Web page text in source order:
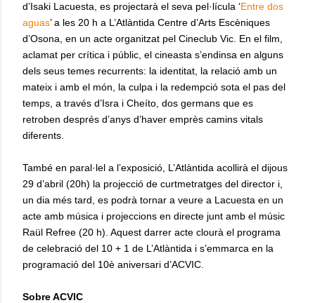
d’Isaki Lacuesta, es projectarà el seva pel·lícula ‘Entre dos
aguas’ a les 20 h a L’Atlàntida Centre d’Arts Escèniques
d’Osona, en un acte organitzat pel Cineclub Vic. En el film,
aclamat per crítica i públic, el cineasta s’endinsa en alguns
dels seus temes recurrents: la identitat, la relació amb un
mateix i amb el món, la culpa i la redempció sota el pas del
temps, a través d’Isra i Cheíto, dos germans que es
retroben després d’anys d’haver emprès camins vitals
diferents.
També en paral·lel a l’exposició, L’Atlàntida acollirà el dijous
29 d’abril (20h) la projecció de curtmetratges del director i,
un dia més tard, es podrà tornar a veure a Lacuesta en un
acte amb música i projeccions en directe junt amb el músic
Raül Refree (20 h). Aquest darrer acte clourà el programa
de celebració del 10 + 1 de L’Atlàntida i s’emmarca en la
programació del 10è aniversari d’ACVIC.
Sobre ACVIC